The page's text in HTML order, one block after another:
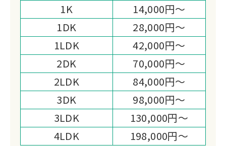
1K
14,000円～
1DK
28,000円～
1LDK
42,000円～
2DK
70,000円～
2LDK
84,000円～
3DK
98,000円～
3LDK
130,000円～
4LDK
198,000円～